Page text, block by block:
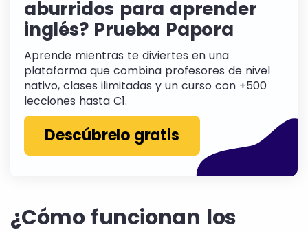
aburridos para aprender
inglés? Prueba Papora
Aprende mientras te diviertes en una
plataforma que combina profesores de nivel
nativo, clases ilimitadas y un curso con +500
lecciones hasta C1.
Descúbrelo gratis
¿Cómo funcionan los